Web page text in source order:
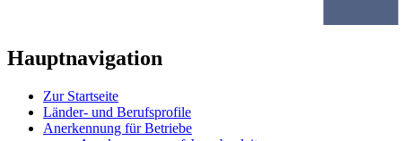
Hauptnavigation
Zur Startseite
Länder- und Berufsprofile
Anerkennung für Betriebe